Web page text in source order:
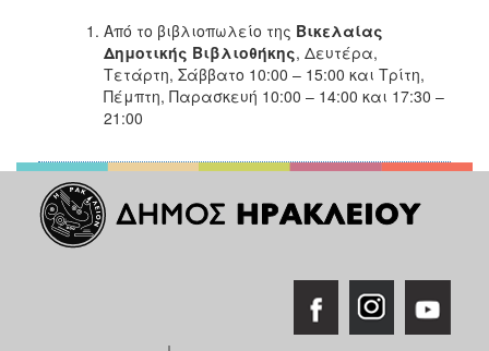
Από το βιβλιοπωλείο της Βικελαίας
Δημοτικής Βιβλιοθήκης, Δευτέρα,
Τετάρτη, Σάββατο 10:00 – 15:00 και Τρίτη,
Πέμπτη, Παρασκευή 10:00 – 14:00 και 17:30 –
21:00